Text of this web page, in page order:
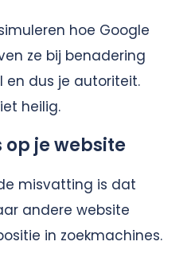
hoe Google
ze bij benadering
en dus je autoriteit.
heilig.
je website
misvatting is dat
andere website
in zoekmachines.